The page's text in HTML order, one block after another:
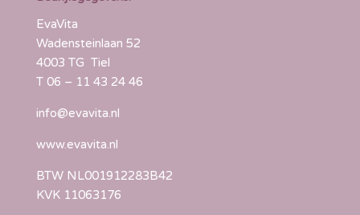
EvaVita
Wadensteinlaan 52
4003 TG Tiel
T 06 – 11 43 24 46
info@evavita.nl
www.evavita.nl
BTW NL001912283B42
KVK 11063176